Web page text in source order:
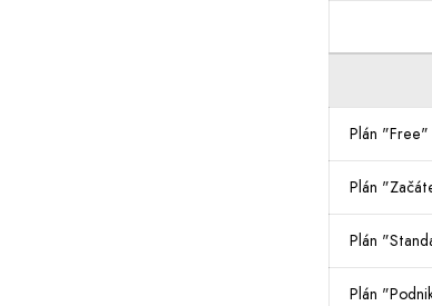
Plán "Free"
Plán
Plán
Plán